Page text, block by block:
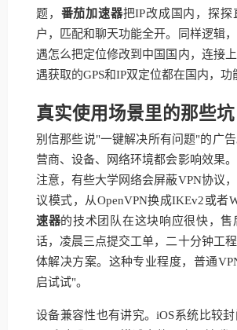
题， 番茄加速器把IP改成国内，探探
户，匹配和聊天功能全开。同样逻辑
遇怎么把定位修改到中国国内，连接
遇获取的GPS和IP双定位都在国内，功
真实使用场景里的那些坑
别信那些说"一键解决所有问题"的广
营商、设备、网络环境都会影响效果
注意，有些大学网络会屏蔽VPN协议
议模式，从OpenVPN换成IKEv2或者
速器的技术团队在这块响应很快，售
话，凌晨三点提交工单，二十分钟工
体解决方案。这种专业程度，普通
启试试"。
设备兼容性也有讲究。iOS系统比较